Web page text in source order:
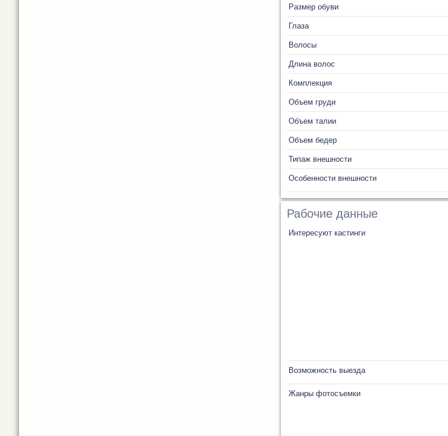
Размер обуви
Глаза
Волосы
Длина волос
Комплекция
Объем груди
Объем талии
Объем бедер
Типаж внешности
Особенности внешности
Рабочие данные
Интересуют кастинги
Возможность выезда
Жанры фотосъемки